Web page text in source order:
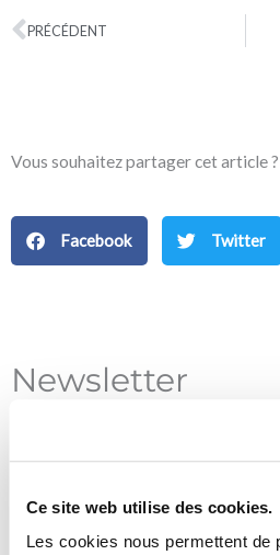
Ce site web utilise des cookies.
Les cookies nous permettent de
Précédent
PRÉCÉDENT
Vous souhaitez partager cet article
Facebook Twitter
Newsletter